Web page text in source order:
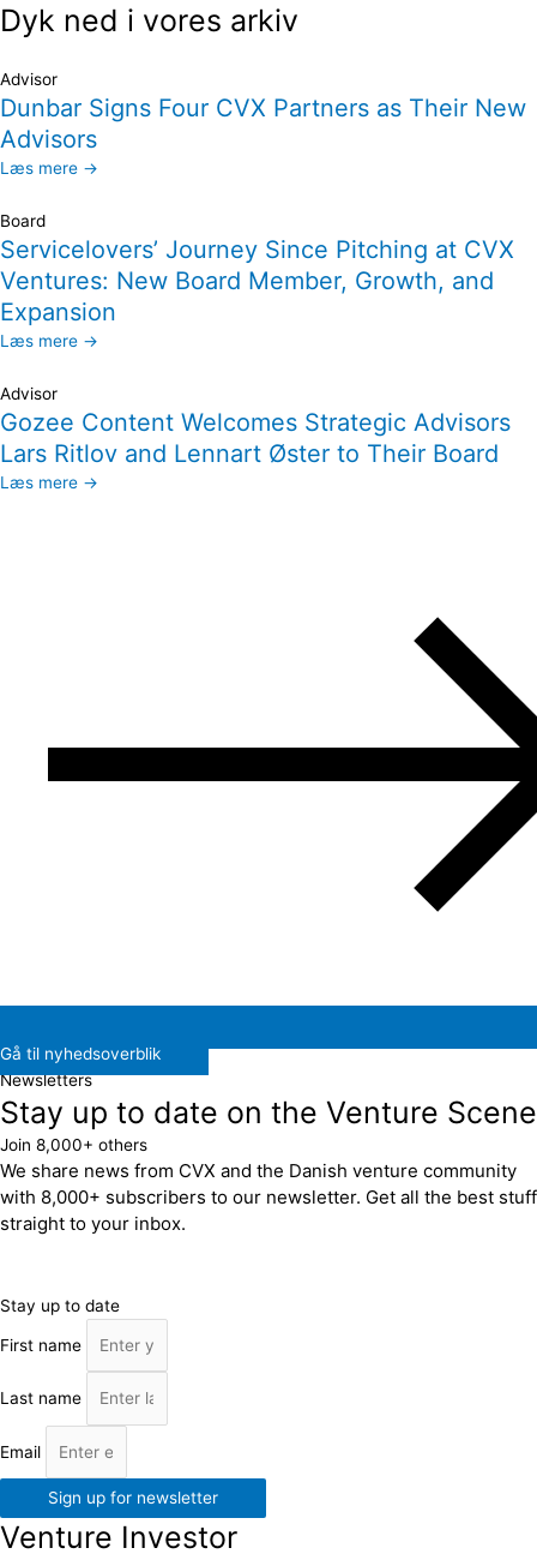
Dyk ned i vores arkiv
Advisor
Dunbar Signs Four CVX Partners as Their New
Advisors
Læs mere →
Board
Servicelovers’ Journey Since Pitching at CVX
Ventures: New Board Member, Growth, and
Expansion
Læs mere →
Advisor
Gozee Content Welcomes Strategic Advisors
Lars Ritlov and Lennart Øster to Their Board
Læs mere →
Gå til nyhedsoverblik
Newsletters
Stay up to date on the Venture Scene
Join 8,000+ others
We share news from CVX and the Danish venture community
with 8,000+ subscribers to our newsletter. Get all the best stuff
straight to your inbox.
Stay up to date
First name
Last name
Email
Sign up for newsletter
Venture Investor